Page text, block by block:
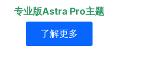
专业版Astra Pro主题
了解更多